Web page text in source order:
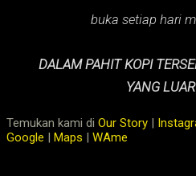
buka setiap hari
DALAM PAHIT KOPI
YANG
Temukan kami di Our Story |
Google | Maps | WAme